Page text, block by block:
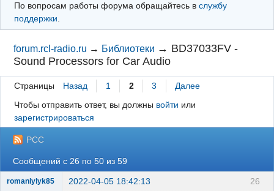
По вопросам работы форума обращайтесь в службу
поддержки
forum.rcl-radio.ru → Библиотеки → BD37033FV -
Sound Processors for Car Audio
Страницы Назад 1 2 3
Далее
Чтобы отправить ответ, вы должны войти или
зарегистрироваться
РСС
Сообщений с 26 по 50 из 59
26
romanlylyk85 2022-04-05 18:42:13